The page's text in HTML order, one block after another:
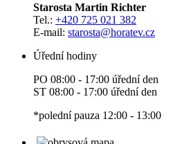
Starosta Martin Richter
Tel.: +420 725 021 382
E-mail: starosta@horatev.cz
Úřední hodiny
PO 08:00 - 17:00 úřední den
ST 08:00 - 17:00 úřední den
*polední pauza 12:00 - 13:00